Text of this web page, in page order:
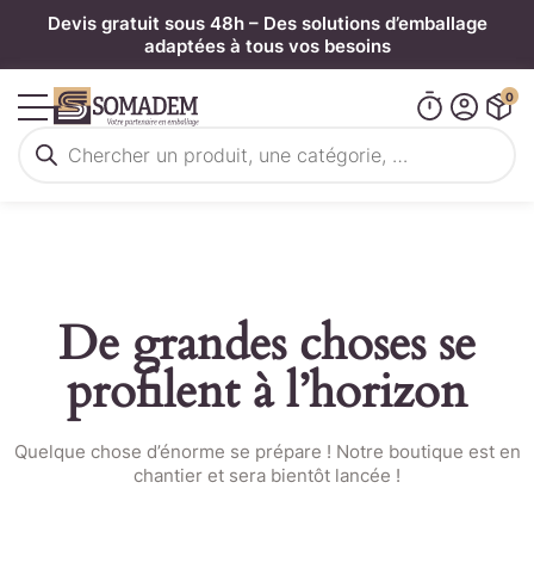
Devis gratuit sous 48h – Des solutions d’emballage
adaptées à tous vos besoins
de
0
De grandes choses se
profilent à l’horizon
Quelque chose d’énorme se prépare ! Notre boutique est en
chantier et sera bientôt lancée !
Panneau de gestion des cookies